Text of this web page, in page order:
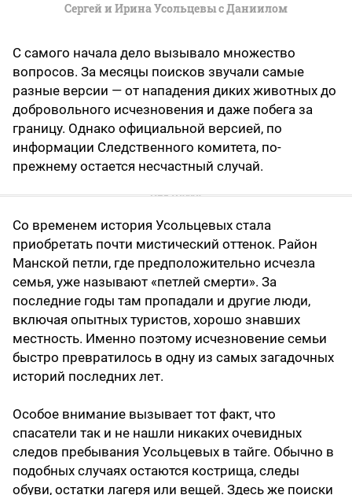
Сергей и Ирина Усольцевы с Даниилом
С самого начала дело вызывало множество
вопросов. За месяцы поисков звучали самые
разные версии — от нападения диких животных до
добровольного исчезновения и даже побега за
границу. Однако официальной версией, по
информации Следственного комитета, по-
прежнему остается несчастный случай.
Со временем история Усольцевых стала
приобретать почти мистический оттенок. Район
Манской петли, где предположительно исчезла
семья, уже называют «петлей смерти». За
последние годы там пропадали и другие люди,
включая опытных туристов, хорошо знавших
местность. Именно поэтому исчезновение семьи
быстро превратилось в одну из самых загадочных
историй последних лет.
Особое внимание вызывает тот факт, что
спасатели так и не нашли никаких очевидных
следов пребывания Усольцевых в тайге. Обычно в
подобных случаях остаются кострища, следы
обуви, остатки лагеря или вещей. Здесь же поиски